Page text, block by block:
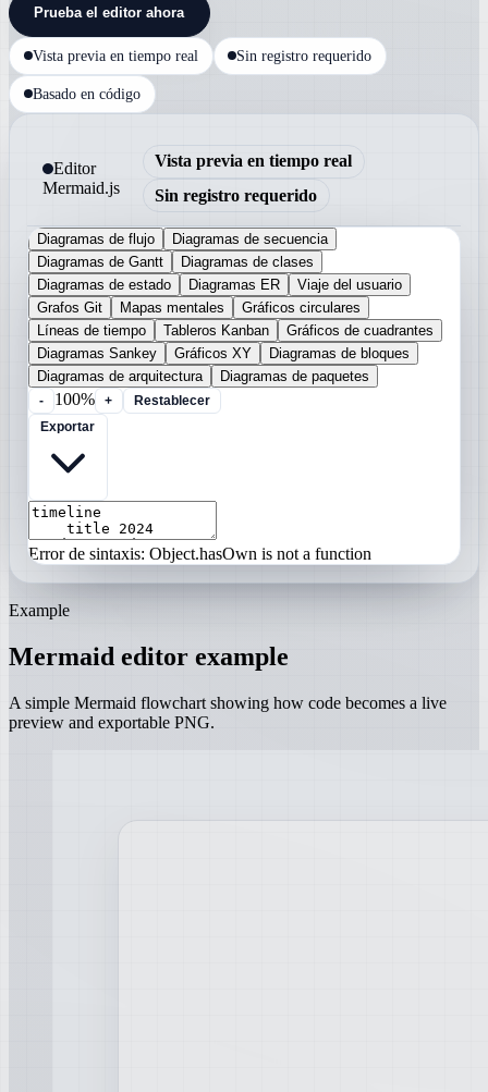
Prueba el editor ahora
Vista previa en tiempo real Sin registro requerido
Basado en código
Editor
Mermaid.js
Vista previa en tiempo real
Sin registro requerido
Diagramas de flujo
Diagramas de secuencia
Diagramas de Gantt
Diagramas de clases
Diagramas de estado
Diagramas ER
Viaje del usuario
Grafos Git
Mapas mentales
Gráficos circulares
Líneas de tiempo
Tableros Kanban
Gráficos de cuadrantes
Diagramas Sankey
Gráficos XY
Diagramas de bloques
Diagramas de arquitectura
Diagramas de paquetes
- 100% +
Restablecer
Error de sintaxis: Object.hasOwn is not a function
Example
Mermaid editor example
A simple Mermaid flowchart showing how code becomes a live
preview and exportable PNG.